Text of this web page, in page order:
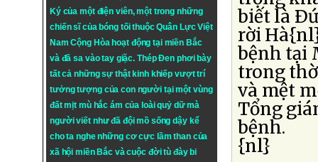
Ký của một điện viên, một trong những
chiến sĩ của bóng tối thuộc Quân Lực Việt
Nam Cộng Hòa hoạt động tại miền Bắc
và đã sa vào tay giặc. Thép Đen phơi bày
tất cả những sự thật kinh khiếp vượt trí
tưởng tượng của con người tại một vùng
đất mịt mù hắc ám của loài quỷ dữ mà
người viết như đã đội mồ sống dậy kể
cho ta nghe những cơ cực lầm than của
xã hội miền Bắc và cuộc đời tù đày bi
biết là
rời
bệnh tại
trong
và mệt
Tổng
bệnh.
{nl}